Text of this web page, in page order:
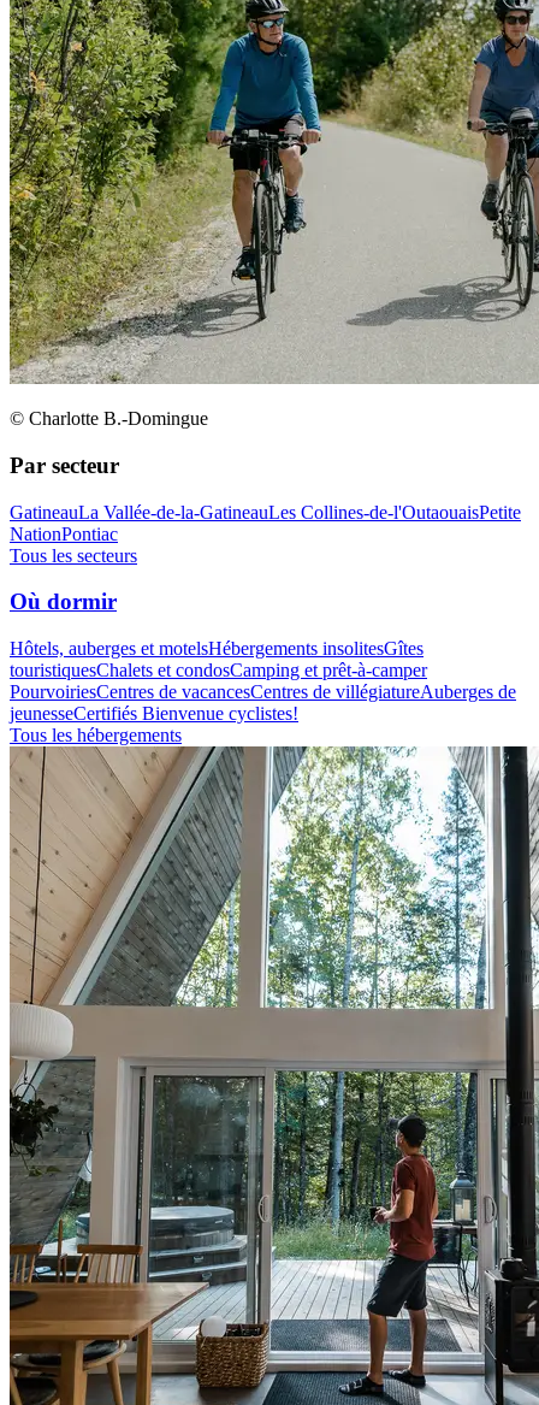
© Charlotte B.-Domingue
Par secteur
GatineauLa Vallée-de-la-GatineauLes Collines-de-l'OutaouaisPetite
NationPontiac
Tous les secteurs
Où dormir
Hôtels, auberges et motelsHébergements insolitesGîtes
touristiquesChalets et condosCamping et prêt-à-camper
PourvoiriesCentres de vacancesCentres de villégiatureAuberges de
jeunesseCertifiés Bienvenue cyclistes!
Tous les hébergements